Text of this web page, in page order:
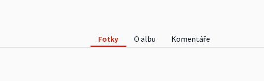
Fotky O albu Komentáře